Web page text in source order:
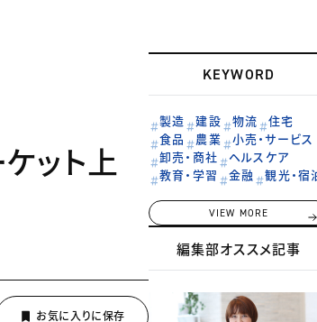
ット上
KEYWORD
製造 建設 物流
住宅
食品
農業
小売・サービス
卸売・商社
ヘルスケア
教育・学習
金融 観光・宿
VIEW MORE
編集部オススメ記事